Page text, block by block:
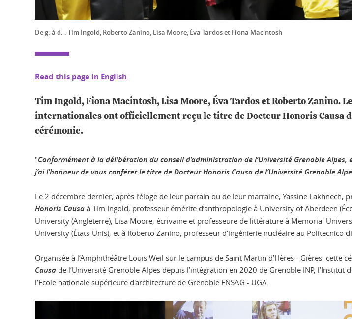
De g. à d. : Tim Ingold, Roberto Zanino, Lisa Moore, Éva Tardos et Fiona Macintosh
Read this page in English
Tim Ingold, Fiona Macintosh, Lisa Moore, Éva Tardos et Roberto Zanino.
internationales ont officiellement reçu le titre de Docteur Honoris Causa
cérémonie.
"Conformément à la délibération du conseil d’administration de l’Université Grenoble
j’ai l’honneur de vous conférer le titre de Docteur Honoris Causa de l’Université Grenoble
Le 2 décembre dernier, après l’éloge de leur parrain ou de leur marraine, Yassine
Honoris Causa à Tim Ingold, professeur émérite d’anthropologie à University of Aberdeen
University (Angleterre), Lisa Moore, écrivaine et professeure de littérature à Memorial
University (États-Unis), et à Roberto Zanino, professeur d’ingénierie nucléaire au Politecnico
Organisée à l’Amphithéâtre Louis Weil sur le campus de Saint Martin d’Hères - Gières,
Causa de l’Université Grenoble Alpes depuis l’intégration en 2020 de Grenoble INP,
l’Ecole nationale supérieure d'architecture de Grenoble ENSAG - UGA.